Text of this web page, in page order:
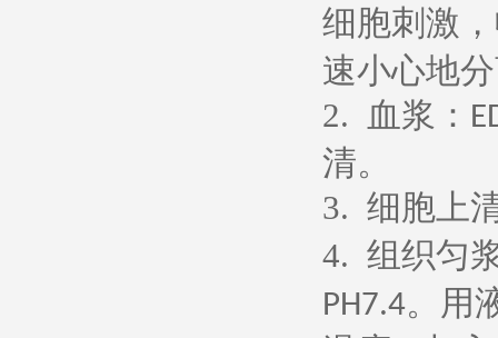
细胞刺激
速小心地
2.
血浆：
清。
3. 细胞上
4. 组织匀
PH7.4。用